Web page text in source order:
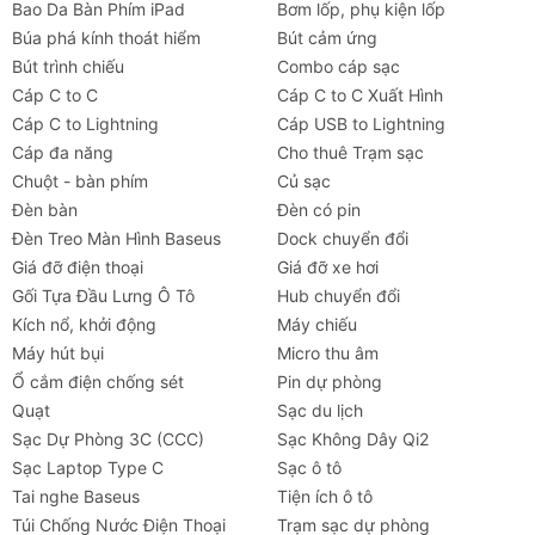
2.0 không?
Có. Hub này hoàn toàn tương thích ngược với
chuẩn USB 2.0 và USB 1.1, mặc dù tốc độ sẽ giới
hạn ở mức của chuẩn cũ.
Tôi có thể kết nối bao nhiêu ổ cứng ngoài 2.5 inch
mà không cần nguồn phụ?
Thông thường, bạn có thể kết nối 1 ổ cứng 2.5 inch
mà không cần nguồn phụ. Tuy nhiên, để đảm bảo
hiệu suất và độ ổn định tốt nhất, đặc biệt khi kết
nối nhiều ổ cứng cùng lúc, chúng tôi khuyến nghị
nên cấp nguồn bổ sung qua cổng Micro USB.
Tốc độ 5Gbps có phải là tốc độ thực tế không?
5Gbps (SuperSpeed USB) là tốc độ lý thuyết tối đa
của chuẩn USB 3.0. Tốc độ thực tế sẽ phụ thuộc
vào thiết bị kết nối, loại cáp và hiệu năng của hệ
thống máy tính bạn đang sử dụng.
Mua hàng ngay - Sở hữu Hub chuyển
Bao Da Bàn Phím iPad
Bơm lốp, phụ kiện lốp
Búa phá kính thoát hiểm
Bút cảm ứng
Bút trình chiếu
Combo cáp sạc
Cáp C to C
Cáp C to C Xuất Hình
Cáp C to Lightning
Cáp USB to Lightning
Cáp đa năng
Cho thuê Trạm sạc
Chuột - bàn phím
Củ sạc
Đèn bàn
Đèn có pin
Đèn Treo Màn Hình Baseus
Dock chuyển đổi
Giá đỡ điện thoại
Giá đỡ xe hơi
Gối Tựa Đầu Lưng Ô Tô
Hub chuyển đổi
Kích nổ, khởi động
Máy chiếu
Máy hút bụi
Micro thu âm
Ổ cắm điện chống sét
Pin dự phòng
Quạt
Sạc du lịch
Sạc Dự Phòng 3C (CCC)
Sạc Không Dây Qi2
Sạc Laptop Type C
Sạc ô tô
Tai nghe Baseus
Tiện ích ô tô
Túi Chống Nước Điện Thoại
Trạm sạc dự phòng